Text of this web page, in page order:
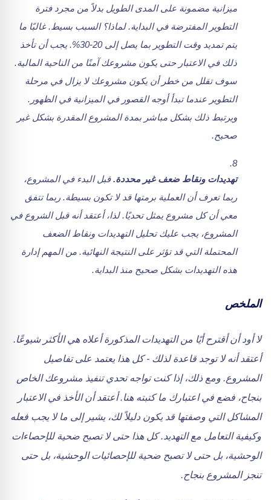
ميزانية مضمونة على المدى الطويل بدلاً من مجرد فترة
التطوير المفترضة في البداية. لماذا؟ السبب بسيط. غالبًا ما
يتم تمديد وقت التطوير بما يصل إلى 20-30%. يجب أن تأخذ
ذلك في الاعتبار حتى يكون مشروعك آمنًا من الناحية المالية.
سوف تقلل من خطر أن يكون مشروعك لا يزال في مرحلة
التطوير عندما تبدأ أوجه القصور في الميزانية في الظهور.
ويرتبط ذلك بشكل مباشر بمدة المشروع المقدرة بشكل غير
صحيح.
تهديدات ونقاط ضعف غير محددة.قبل البدء في المشروع،
ربما تعرف أن العملية برمتها قد لا تكون بسيطة. ربما تتفق
معي أن كل مشروع يمثل تحديًا. لذا، أعتقد أنه قبل الشروع في
المشروع، يجب عليك تحليل التهديدات ونقاط الضعف
المحتملة التي قد تؤثر على النتيجة النهائية. من المهم إدارة
هذه التهديدات بشكل صحيح منذ البداية.
الملخص
لا أود أن أقترح أيًا من التهديدات المذكورة أعلاه هي الأكثر شيوعًا.
أعتقد أنه لا توجد قاعدة لذلك - كل هذا يعتمد على تفاصيل
المشروع. ومع ذلك، إذا كنت تواجه تحدي تنفيذ مشروعك الخاص
بنجاح، فضع في اعتبارك ما كتبته هنا. أعتقد أن الأخذ في الاعتبار
المشاكل التي وصفتها قد يكون دليلاً لك، يشير إلى ما لا يجب فعله
وكيفية التعامل مع التهديد. كل هذا حتى لا تصبح ضحية للإحصاءات
الوحشية، بل حتى لا تصبح ضحية للإحصائيات الوحشية، بل حتى
تنجز المشروع بنجاح.